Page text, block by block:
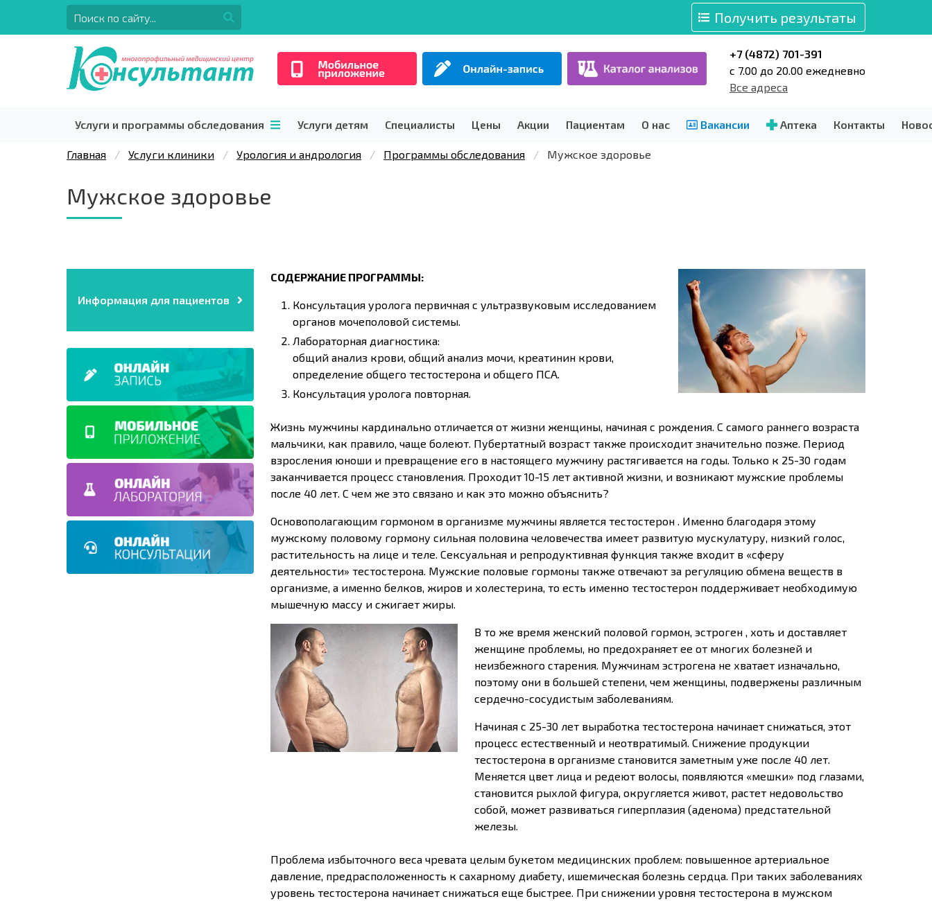
Получить результаты
+7 (4872) 701-391
c 7.00 до 20.00 ежедневно
Все адреса
Услуги и программы обследования Услуги детям Специалисты Цены Акции Пациентам О нас Вакансии Аптека Контакты
Главная Услуги клиники Урология и андрология Программы обследования Мужское здоровье
Мужское здоровье
Информация для пациентов
СОДЕРЖАНИЕ ПРОГРАММЫ:
Консультация уролога первичная с ультразвуковым исследованием
органов мочеполовой системы.
Лабораторная диагностика:
общий анализ крови, общий анализ мочи, креатинин крови,
определение общего тестостерона и общего ПСА.
Консультация уролога повторная.
Жизнь мужчины кардинально отличается от жизни женщины, начиная с рождения. С самого раннего возраста
мальчики, как правило, чаще болеют. Пубертатный возраст также происходит значительно позже. Период
взросления юноши и превращение его в настоящего мужчину растягивается на годы. Только к 25-30 годам
заканчивается процесс становления. Проходит 10-15 лет активной жизни, и возникают мужские проблемы
после 40 лет. С чем же это связано и как это можно объяснить?
Основополагающим гормоном в организме мужчины является тестостерон . Именно благодаря этому
мужскому половому гормону сильная половина человечества имеет развитую мускулатуру, низкий голос,
растительность на лице и теле. Сексуальная и репродуктивная функция также входит в «сферу
деятельности» тестостерона. Мужские половые гормоны также отвечают за регуляцию обмена веществ в
организме, а именно белков, жиров и холестерина, то есть именно тестостерон поддерживает необходимую
мышечную массу и сжигает жиры.
В то же время женский половой гормон, эстроген , хоть и доставляет
женщине проблемы, но предохраняет ее от многих болезней и
неизбежного старения. Мужчинам эстрогена не хватает изначально,
поэтому они в большей степени, чем женщины, подвержены различным
сердечно-сосудистым заболеваниям.
Начиная с 25-30 лет выработка тестостерона начинает снижаться, этот
процесс естественный и неотвратимый. Снижение продукции
тестостерона в организме становится заметным уже после 40 лет.
Меняется цвет лица и редеют волосы, появляются «мешки» под глазами,
становится рыхлой фигура, округляется живот, растет недовольство
собой, может развиваться гиперплазия (аденома) предстательной
железы.
Проблема избыточного веса чревата целым букетом медицинских проблем: повышенное артериальное
давление, предрасположенность к сахарному диабету, ишемическая болезнь сердца. При таких заболеваниях
уровень тестостерона начинает снижаться еще быстрее. При снижении уровня тестостерона в мужском